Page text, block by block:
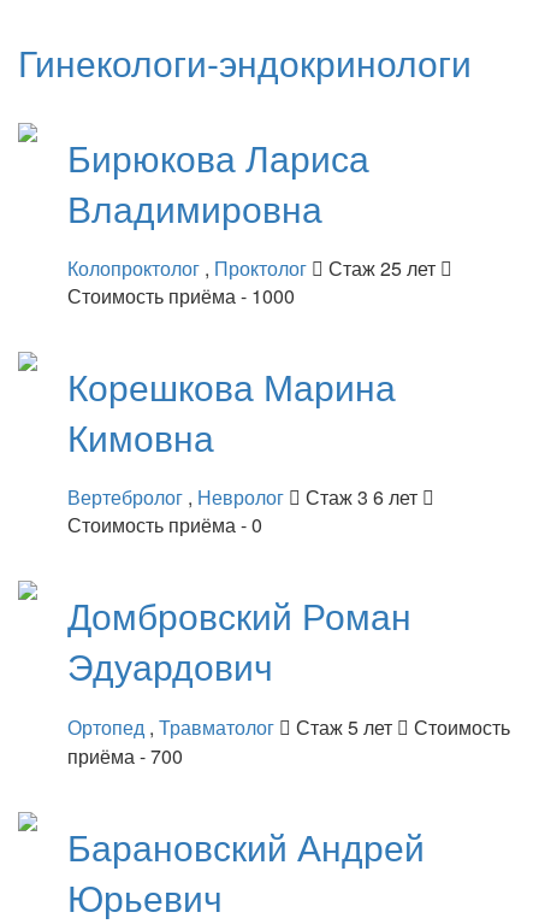
Гинекологи-эндокринологи
БирюковаЛариса
Владимировна
Колопроктолог , Проктолог
Стаж 25 лет
Стоимость приёма - 1000
Корешкова Марина
Кимовна
Вертебролог , Невролог
Стаж 3 6 лет
Стоимость приёма - 0
Домбровский Роман
Эдуардович
Ортопед , Травматолог Стаж 5 лет
Стоимость
приёма - 700
Барановский Андрей
Юрьевич